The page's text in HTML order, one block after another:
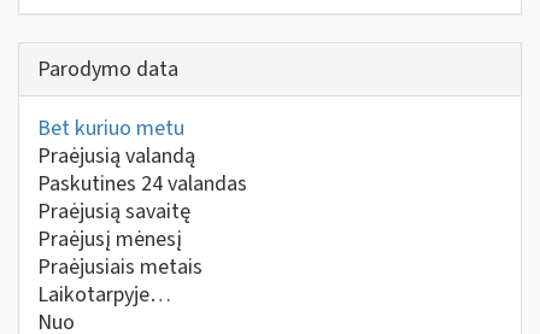
Parodymo data
Bet kuriuo metu
Praėjusią valandą
Paskutines 24 valandas
Praėjusią savaitę
Praėjusį mėnesį
Praėjusiais metais
Laikotarpyje…
Nuo